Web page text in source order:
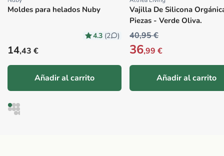
Moldes para helados Nuby
4.3 (2 )
Precio habitual
14,43 €
Añadir al carrito
Vajilla De Silicona
Piezas - Verde Oliva.
40,95 €
36,99 €
Añadir al carrito